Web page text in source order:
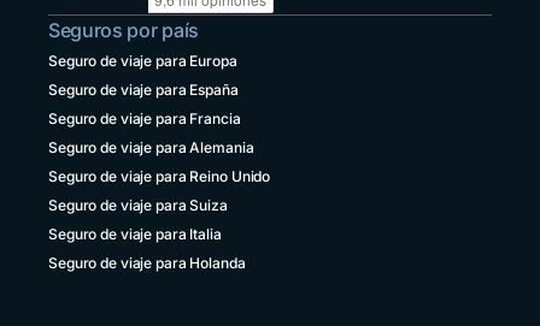
Paraguay
+595 21 2380238
Perú
+51 1 6449164
República Dominicana
Uruguay
+598 4 135983937
Seguros por país
Seguro de viaje para Europa
Seguro de viaje para España
Seguro de viaje para Francia
Seguro de viaje para Alemania
Seguro de viaje para Reino Unido
Seguro de viaje para Suiza
Seguro de viaje para Italia
Seguro de viaje para Holanda